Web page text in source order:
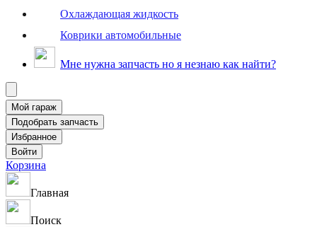
Охлаждающая жидкость
Коврики автомобильные
Мне нужна запчасть но я незнаю как найти?
Корзина
Главная
Поиск